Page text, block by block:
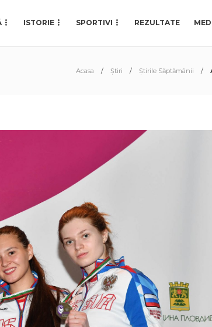
ISTORIE SPORTIVI REZULTATE
Acasa Știri Știrile Săptămânii